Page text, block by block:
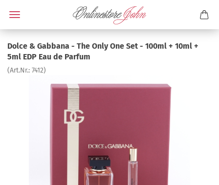
Dolce & Gabbana - The Only One Set - 100ml + 10ml +
5ml EDP Eau de Parfum
(Art.Nr.: 7412)